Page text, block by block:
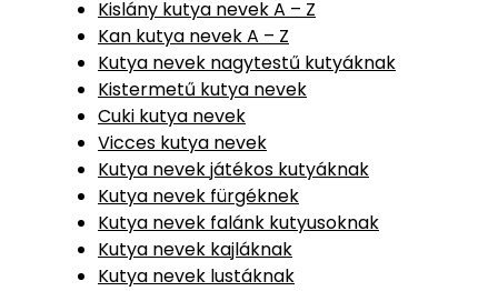
Kislány kutya nevek A – Z
Kan kutya nevek A – Z
Kutya nevek nagytestű kutyáknak
Kistermetű kutya nevek
Cuki kutya nevek
Vicces kutya nevek
Kutya nevek játékos kutyáknak
Kutya nevek fürgéknek
Kutya nevek falánk kutyusoknak
Kutya nevek kajláknak
Kutya nevek lustáknak